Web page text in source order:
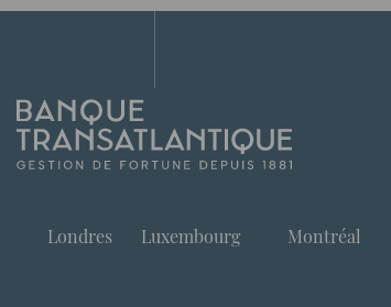
Londres Luxembourg Montréal